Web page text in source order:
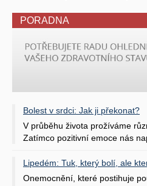
PORADNA
Bolest v srdci: Jak ji překonat?
V průběhu života prožíváme
Zatímco pozitivní emoce nás
Lipedém: Tuk, který bolí, ale
Onemocnění, které postihuje